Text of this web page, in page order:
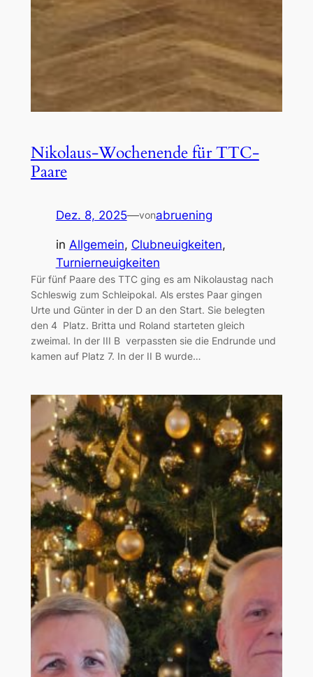
Nikolaus-Wochenende für TTC-
Paare
Dez. 8, 2025—vonabruening
in Allgemein, Clubneuigkeiten
Turnierneuigkeiten
Für fünf Paare des TTC ging es am Nikolaustag nach
Schleswig zum Schleipokal. Als erstes Paar gingen
Urte und Günter in der D an den Start. Sie belegten
den 4 Platz. Britta und Roland starteten gleich
zweimal. In der III B verpassten sie die Endrunde und
kamen auf Platz 7. In der II B wurde…